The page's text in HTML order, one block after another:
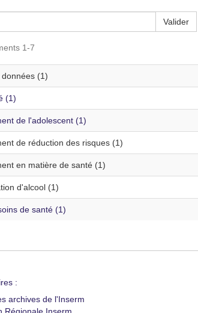
Valider
1-7
(1)
(1)
de l'adolescent (1)
de réduction des risques (1)
en matière de santé (1)
d'alcool (1)
de santé (1)
:
archives de l'Inserm